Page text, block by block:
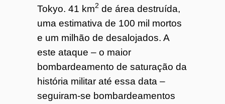
Tokyo. 41 km2 de área destruída,
uma estimativa de 100 mil mortos
e um milhão de desalojados. A
este ataque – o maior
bombardeamento de saturação da
história militar até essa data –
seguiram-se bombardeamentos